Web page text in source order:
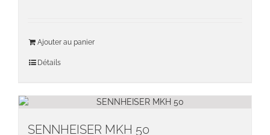
Ajouter au panier
Détails
SENNHEISER MKH 50